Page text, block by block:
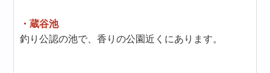
・蔵谷池
釣り公認の池で、香りの公園近くにあります。